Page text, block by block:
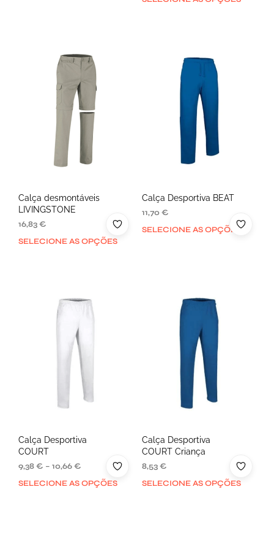
Calça desmontáveis
LIVINGSTONE
16,83€
SELECIONE AS OPÇÕES
Calça Desportiva BEAT
11,70 €
SELECIONE AS OPÇÕES
Calça Desportiva
COURT
9,38€ – 10,66€
SELECIONE AS OPÇÕES
Calça Desportiva
COURT Criança
8,53€
SELECIONE AS OPÇÕES